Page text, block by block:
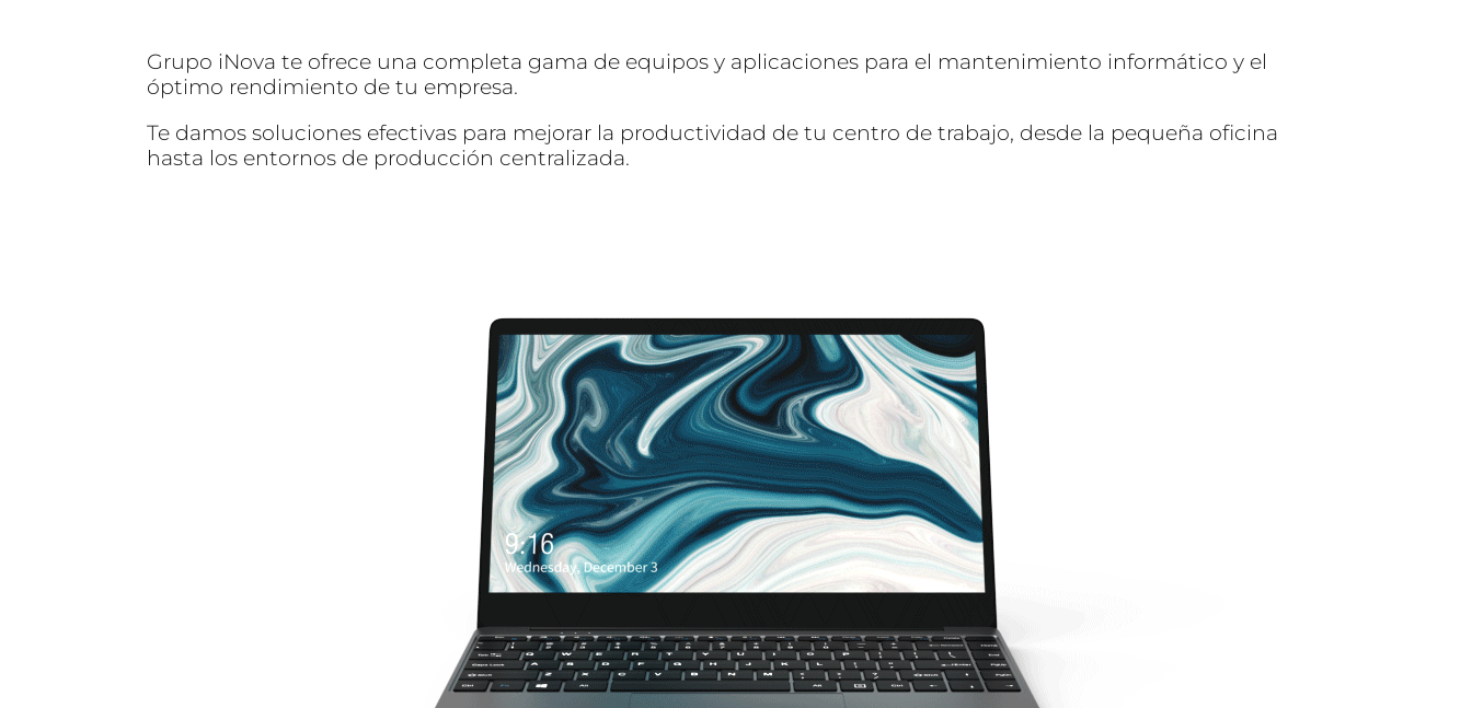
Grupo iNova te ofrece una completa gama de equipos y aplicaciones para el mantenimiento informático y el
óptimo rendimiento de tu empresa.
Te damos soluciones efectivas para mejorar la productividad de tu centro de trabajo, desde la pequeña oficina
hasta los entornos de producción centralizada.